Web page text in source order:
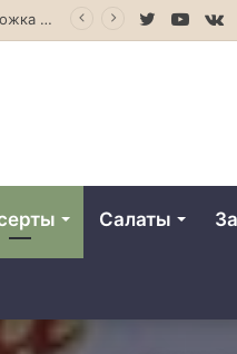
Как выбрать и хранить качественное оливковое масло Twitter
Салаты